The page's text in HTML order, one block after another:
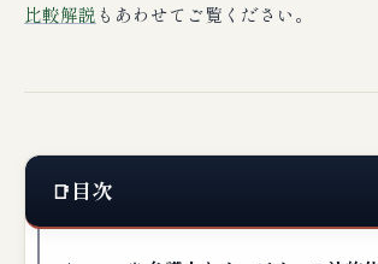
比較解説 もあわせてご覧ください。
目次